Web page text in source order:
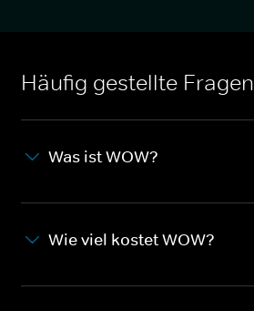
Häufig gestellte Fragen
Was ist WOW?
Wie viel kostet WOW?